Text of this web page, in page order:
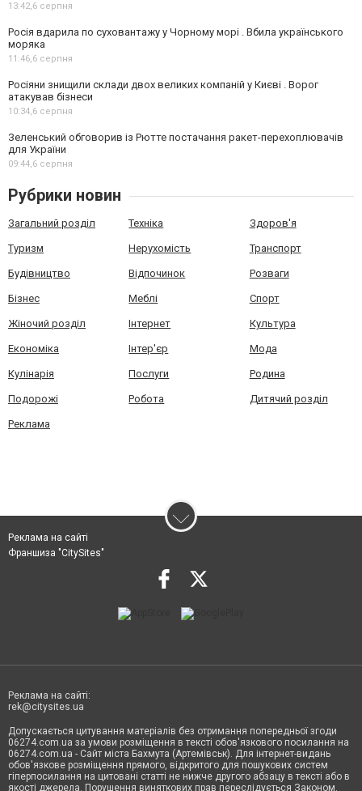
13:42,6 серпня
Росія вдарила по суховантажу у Чорному морі . Вбила українського
моряка
11:46,6 серпня
Росіяни знищили склади двох великих компаній у Києві . Ворог
атакував бізнеси
10:34,6 серпня
Зеленський обговорив із Рютте постачання ракет-перехоплювачів
для України
09:44,6 серпня
Рубрики новин
Загальний розділ Техніка Здоров'я
Туризм Нерухомість Транспорт
Будівництво Відпочинок Розваги
Бізнес Меблі Спорт
Жіночий розділ Інтернет Культура
Економіка Інтер'єр Мода
Кулінарія Послуги Родина
Подорожі Робота Дитячий розділ
Реклама
Реклама на сайті
Франшиза "CitySites"
Реклама на сайті:
rek@citysites.ua
Допускається цитування матеріалів без отримання попередньої згоди
06274.com.ua за умови розміщення в тексті обов'язкового посилання на
06274.com.ua - Сайт міста Бахмута (Артемівськ). Для інтернет-видань
обов'язкове розміщення прямого, відкритого для пошукових систем
гіперпосилання на цитовані статті не нижче другого абзацу в тексті або в
якості джерела. Порушення виняткових прав переслідується Законом.